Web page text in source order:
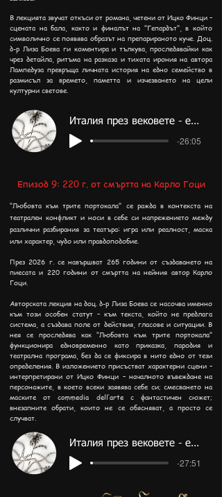
В лекцията звучат откъси от романа, четени от Ицко Финци –
сцената на бала, както и финалът на "Гепардът", в който
символично се появява образът на препарираното куче. Доц.
д-р Лиза Боева ги коментира и тълкува, проследявайки как
чрез детайла, ритъма на разказа и тихата ирония на автора
Лампедуза превръща личната история на едно семейство в
размисъл за времето, паметта и изчезването на цели
културни светове.
Италия през вековете - епизод 10
-26:05
Епизод 9: 220 г. от смъртта на Карло Гоци
"Любовта към трите портокала" се ражда в контекста на
театрален конфликт и носи в себе си напрежението между
различни разбирания за театъра: игра или реалност, маска
или характер, чудо или правдоподобие.
През 2026 г. се навършват 265 години от създаването на
пиесата и 220 години от смъртта на нейния автор Карло
Гоци.
Авторската лекция на доц. д-р Лиза Боева се насочва именно
към този особен статут – към текста, който не предлага
система, а създава поле от действия, гласове и ситуации. В
нея се проследява как "Любовта към трите портокала"
функционира едновременно като приказка, пародия и
театрална програма, без да се фиксира в нито едно от тези
определения.​ В изложението присъстват характерни сцени –
интерпретирани от Ицко Финци – началното въвеждане на
персонажите, в което всеки заявява себе си; смесването на
маските от commedia dell’arte с фантастичен сюжет;
внезапните обрати, които не се обясняват, а просто се
случват.
Италия през вековете - епизод 9
-27:51